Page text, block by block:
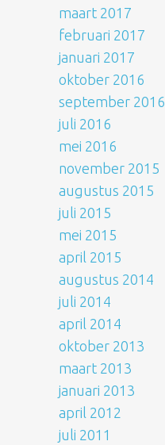
maart 2017
februari 2017
januari 2017
oktober 2016
september 2016
juli 2016
mei 2016
november 2015
augustus 2015
juli 2015
mei 2015
april 2015
augustus 2014
juli 2014
april 2014
oktober 2013
maart 2013
januari 2013
april 2012
juli 2011